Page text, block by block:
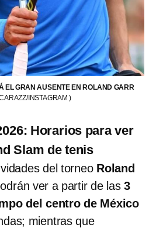
EL GRAN AUSENTE EN ROLAND GARR
INSTAGRAM )
Horarios para ver
Slam de tenis
del torneo Roland
ver a partir de las 3
del centro de México
mientras que